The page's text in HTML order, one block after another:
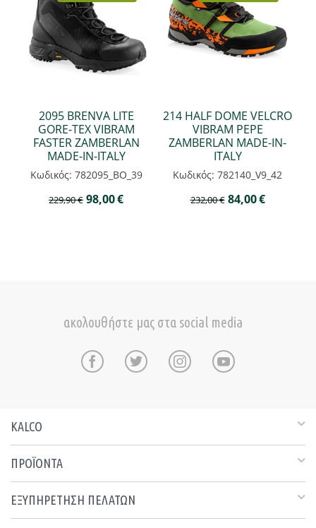
2095 BRENVA LITE
GORE-TEX VIBRAM
FASTER ZAMBERLAN
MADE-IN-ITALY
Κωδικός: 782095_BO_39
229,90€ 98,00€
214 HALF DOME VELCRO
VIBRAM PEPE
ZAMBERLAN MADE-IN-
ITALY
Κωδικός: 782140_V9_42
232,00€ 84,00€
ακολουθήστε μας στα social media
KALCO
ΠΡΟΪΟΝΤΑ
ΕΞΥΠΗΡΕΤΗΣΗ ΠΕΛΑΤΩΝ